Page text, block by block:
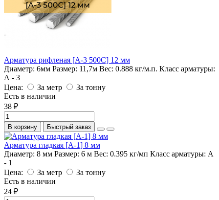
Арматура рифленая [А-3 500С] 12 мм
Диаметр: 6мм Размер: 11,7м Вес: 0.888 кг/м.п. Класс арматуры:
А - 3
Цена:
За метр
За тонну
Есть в наличии
38 ₽
В корзину Быстрый заказ
Арматура гладкая [А-1] 8 мм
Диаметр: 8 мм Размер: 6 м Вес: 0.395 кг/мп Класс арматуры: А
- 1
Цена:
За метр
За тонну
Есть в наличии
24 ₽